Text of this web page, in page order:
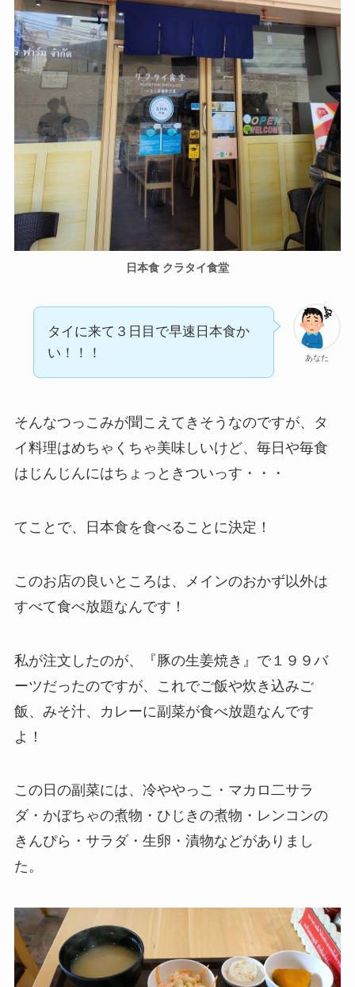
日本食 クラタイ食堂
あなた
タイに来て３日目で早速日本食か
い！！！
そんなつっこみが聞こえてきそうなのですが、タ
イ料理はめちゃくちゃ美味しいけど、毎日や毎食
はじんじんにはちょっときついっす・・・
てことで、日本食を食べることに決定！
このお店の良いところは、メインのおかず以外は
すべて食べ放題なんです！
私が注文したのが、『豚の生姜焼き』で１９９バ
ーツだったのですが、これでご飯や炊き込みご
飯、みそ汁、カレーに副菜が食べ放題なんです
よ！
この日の副菜には、冷ややっこ・マカロ二サラ
ダ・かぼちゃの煮物・ひじきの煮物・レンコンの
きんぴら・サラダ・生卵・漬物などがありまし
た。